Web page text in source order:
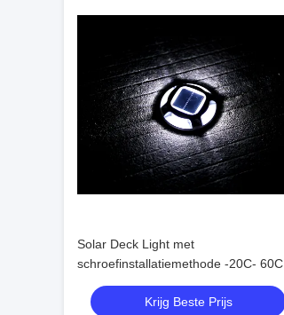
Solar Deck Light met
schroefinstallatiemethode -20C- 60C
Gemakkelijk te installeren
Krijg Beste Prijs